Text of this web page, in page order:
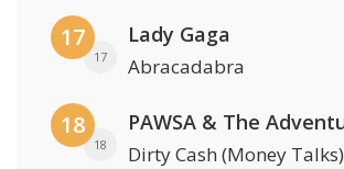
17
17
Lady Gaga
Abracadabra
18
18 Dirty Cash (Money Talks)